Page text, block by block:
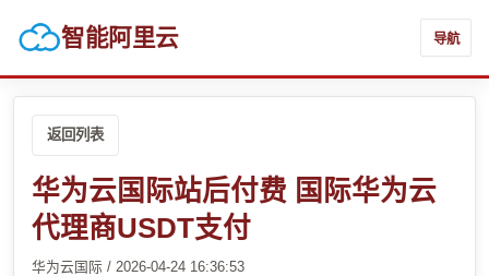
智能阿里云 导航
返回列表
华为云国际站后付费 国际华为云
代理商USDT支付
华为云国际 / 2026-04-24 16:36:53